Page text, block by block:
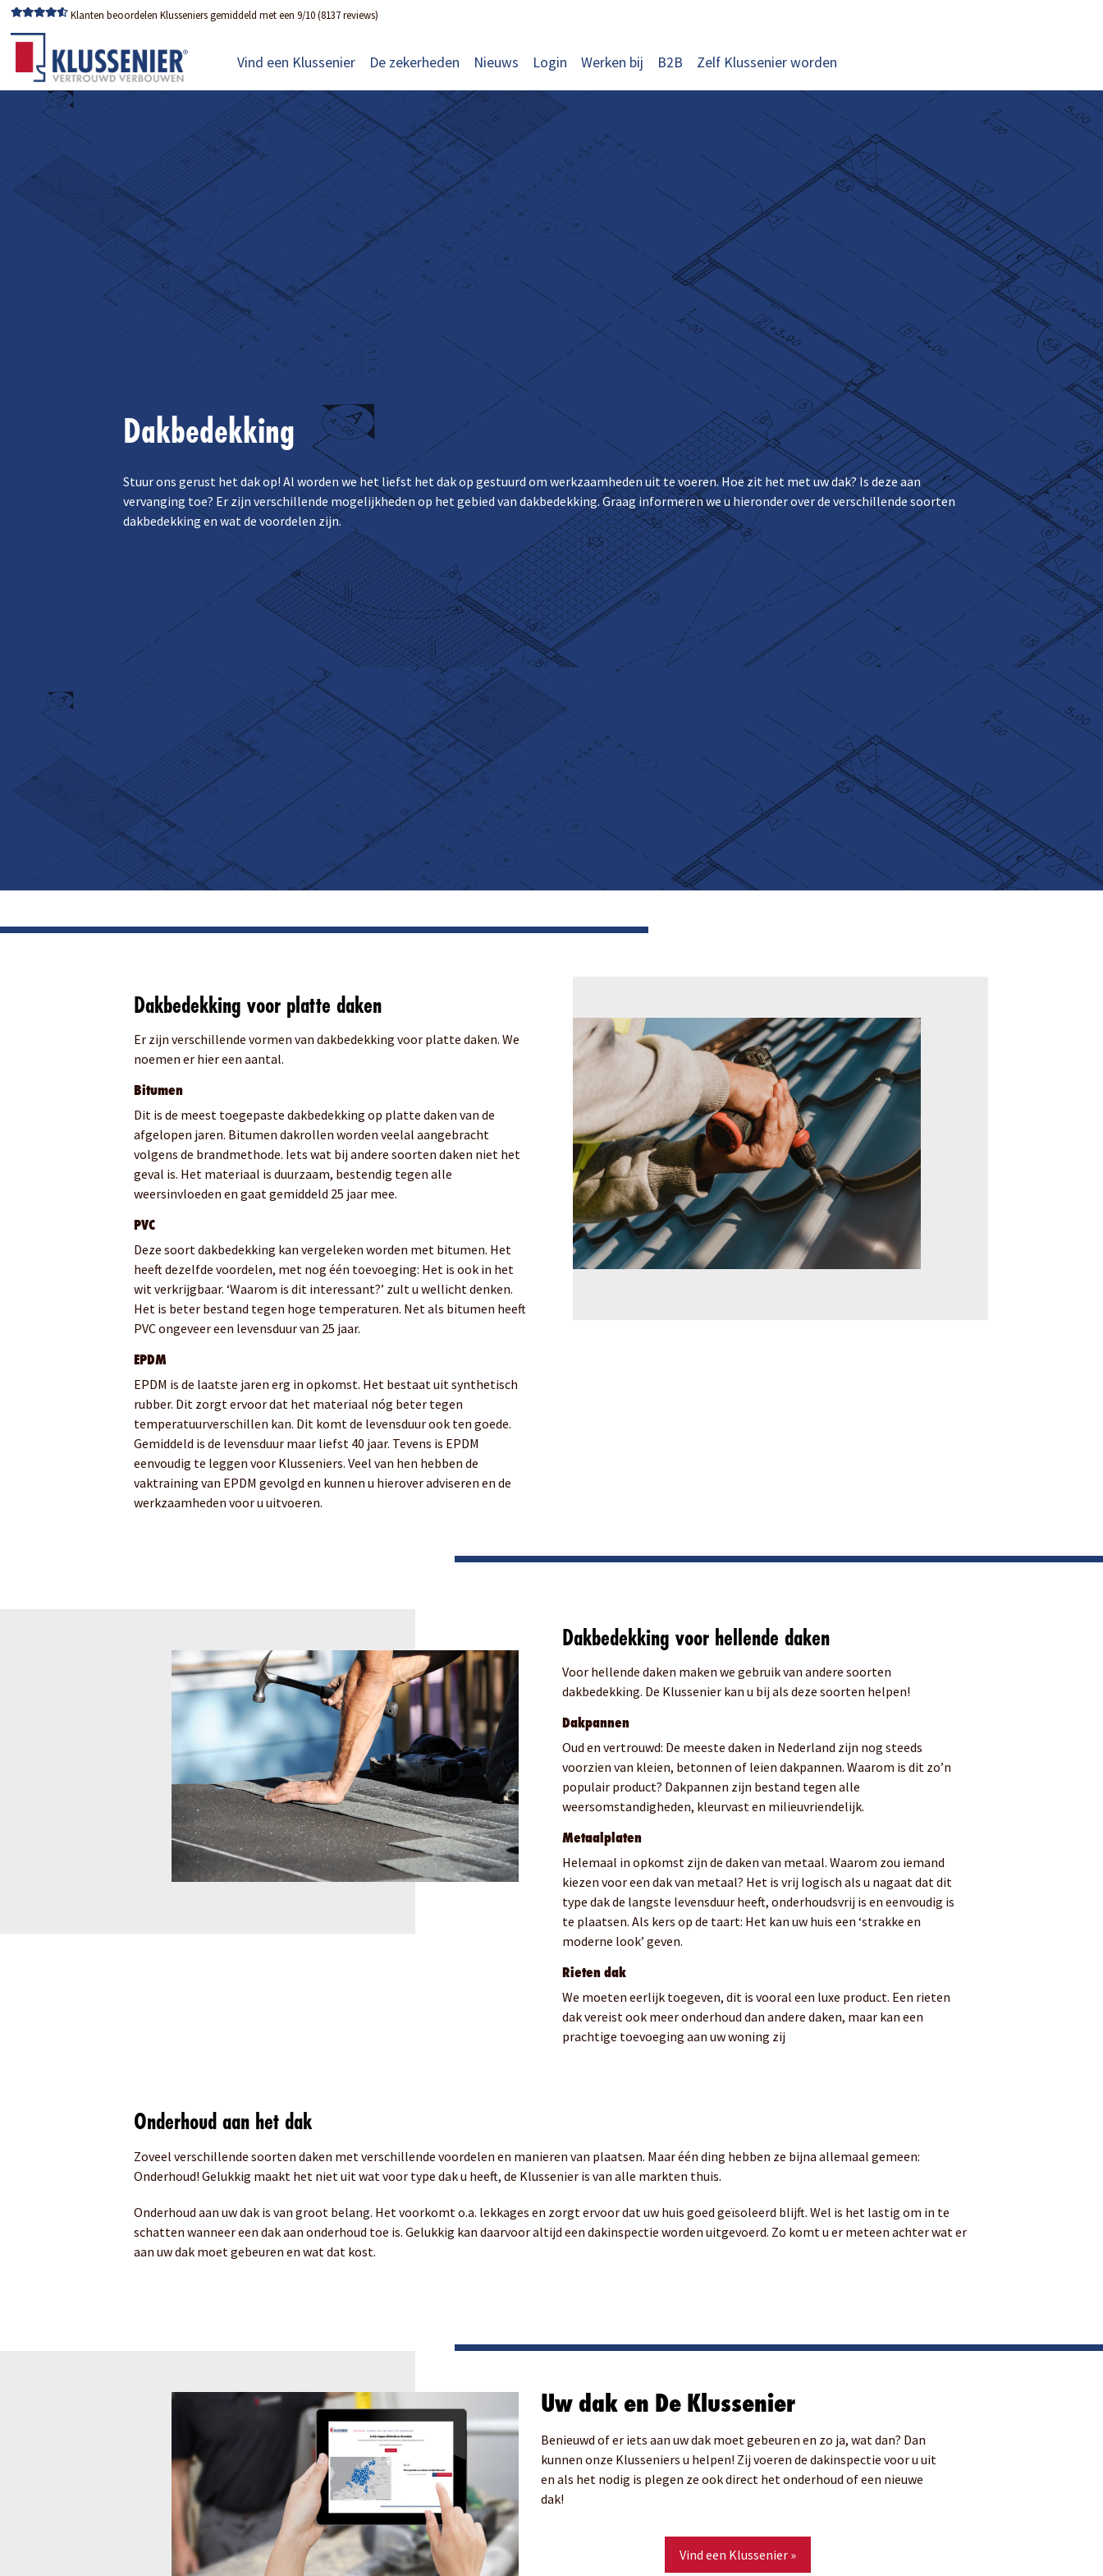
Klanten beoordelen Klusseniers gemiddeld met een 9/10 (8137 reviews)
Vind een Klussenier De zekerheden Nieuws Login Werken bij B2B Zelf Klussenier worden
Dakbedekking
Stuur ons gerust het dak op! Al worden we het liefst het dak op gestuurd om werkzaamheden uit te voeren.Hoe zit het met uw dak? Is deze aan
vervanging toe? Er zijn verschillende mogelijkheden op het gebied van dakbedekking. Graag informeren we u hieronder over de verschillende soorten
dakbedekking en wat de voordelen zijn.
Dakbedekking voor platte daken
Er zijn verschillende vormen van dakbedekking voor platte daken. We
noemen er hier een aantal.
Bitumen
Dit is de meest toegepaste dakbedekking op platte daken van de
afgelopen jaren. Bitumen dakrollen worden veelal aangebracht
volgens de brandmethode. Iets wat bij andere soorten daken niet het
geval is. Het materiaal is duurzaam, bestendig tegen alle
weersinvloeden en gaat gemiddeld 25 jaar mee.
PVC
Deze soort dakbedekking kan vergeleken worden met bitumen. Het
heeft dezelfde voordelen, met nog één toevoeging: Het is ook in het
wit verkrijgbaar. ‘Waarom is dit interessant?’ zult u wellicht denken.
Het is beter bestand tegen hoge temperaturen. Net als bitumen heeft
PVC ongeveer een levensduur van 25 jaar.
EPDM
EPDM is de laatste jaren erg in opkomst. Het bestaat uit synthetisch
rubber. Dit zorgt ervoor dat het materiaal nóg beter tegen
temperatuurverschillen kan. Dit komt de levensduur ook ten goede.
Gemiddeld is de levensduur maar liefst 40 jaar. Tevens is EPDM
eenvoudig te leggen voor Klusseniers. Veel van hen hebben de
vaktraining van EPDM gevolgd en kunnen u hierover adviseren en de
werkzaamheden voor u uitvoeren.
Dakbedekking voor hellende daken
Voor hellende daken maken we gebruik van andere soorten
dakbedekking. De Klussenier kan u bij als deze soorten helpen!
Dakpannen
Oud en vertrouwd: De meeste daken in Nederland zijn nog steeds
voorzien van kleien, betonnen of leien dakpannen. Waarom is dit zo’n
populair product? Dakpannen zijn bestand tegen alle
weersomstandigheden, kleurvast en milieuvriendelijk.
Metaalplaten
Helemaal in opkomst zijn de daken van metaal. Waarom zou iemand
kiezen voor een dak van metaal? Het is vrij logisch als u nagaat dat dit
type dak de langste levensduur heeft, onderhoudsvrij is en eenvoudig is
te plaatsen. Als kers op de taart: Het kan uw huis een ‘strakke en
moderne look’ geven.
Rieten dak
We moeten eerlijk toegeven, dit is vooral een luxe product. Een rieten
dak vereist ook meer onderhoud dan andere daken, maar kan een
prachtige toevoeging aan uw woning zij
Onderhoud aan het dak
Zoveel verschillende soorten daken met verschillende voordelen en manieren van plaatsen. Maar één ding hebben ze bijna allemaal gemeen:
Onderhoud!Gelukkig maakt het niet uit wat voor type dak u heeft, de Klussenier is van alle markten thuis.
Onderhoud aan uw dak is van groot belang. Het voorkomt o.a. lekkages en zorgt ervoor dat uw huis goed geïsoleerd blijft. Wel is het lastig om in te
schatten wanneer een dak aan onderhoud toe is. Gelukkig kan daarvoor altijd een dakinspectie worden uitgevoerd. Zo komt u er meteen achter wat er
aan uw dak moet gebeuren en wat dat kost.
Uw dak en De Klussenier
Benieuwd of er iets aan uw dak moet gebeuren en zo ja, wat dan? Dan
kunnen onze Klusseniers u helpen! Zij voeren de dakinspectie voor u uit
en als het nodig is plegen ze ook direct het onderhoud of een nieuwe
dak!
Vind een Klussenier »